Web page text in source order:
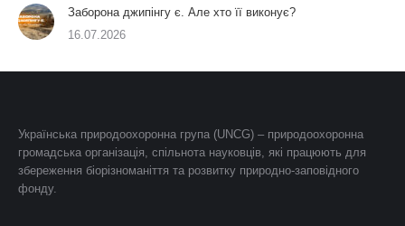
Заборона джипінгу є. Але хто її виконує?
16.07.2026
Українська природоохоронна група (UNCG) – природоохоронна
громадська організація, спільнота науковців, які працюють для
збереження біорізноманіття та розвитку природно-заповідного
фонду.